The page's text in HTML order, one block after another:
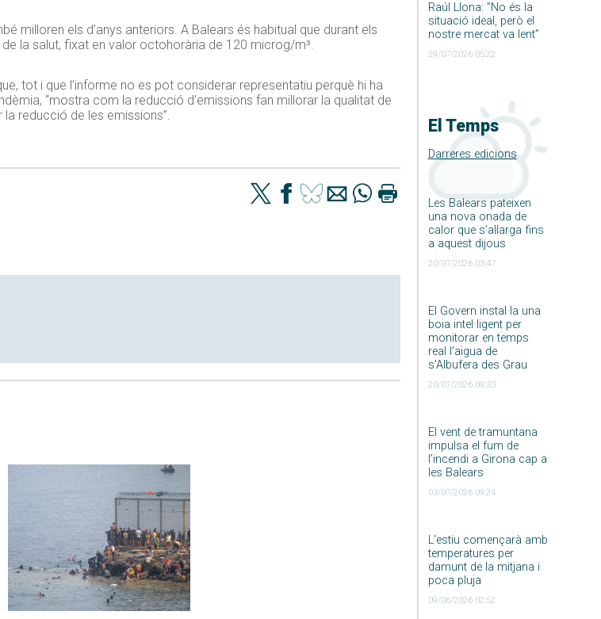
Raúl Llona: ”No és la
situació ideal, però el
nostre mercat va lent”
29/07/2026 05:22
El Temps
Darreres edicions
Les Balears pateixen
una nova onada de
calor que s’allarga fins
a aquest dijous
20/07/2026 03:47
El Govern instal·la una
boia intel·ligent per
monitorar en temps
real l’aigua de
s’Albufera des Grau
20/07/2026 09:33
El vent de tramuntana
impulsa el fum de
l’incendi a Girona cap a
les Balears
03/07/2026 09:24
L’estiu començarà amb
temperatures per
damunt de la mitjana i
poca pluja
09/06/2026 02:52
milloren els d’anys anteriors. A Balears és habitual que durant els
la salut, fixat en valor octohorària de 120 microg/m³.
tot i que l’informe no es pot considerar representatiu perquè hi ha
“mostra com la reducció d’emissions fan millorar la qualitat de
la reducció de les emissions”.